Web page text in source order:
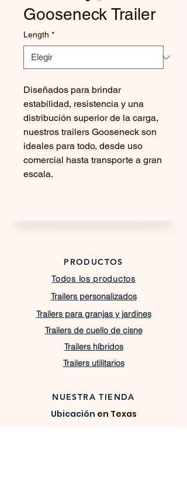
Gooseneck Trailer
Length *
Diseñados para brindar
estabilidad, resistencia y una
distribución superior de la carga,
nuestros trailers Gooseneck son
ideales para todo, desde uso
comercial hasta transporte a gran
escala.
PRODUCTOS
Todos los productos
Trailers personalizados
Trailers para granjas y jardines
Trailers de cuello de cisne
Trailers híbridos
Trailers utilitarios
NUESTRA TIENDA
Ubicación en Texas